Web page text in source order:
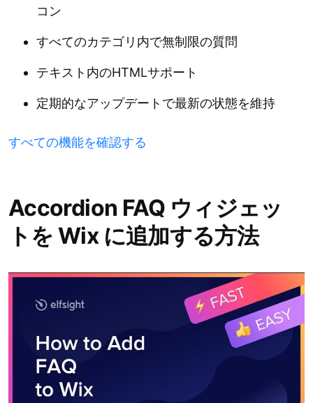
コン
すべてのカテゴリ内で無制限の質問
テキスト内のHTMLサポート
定期的なアップデートで最新の状態を維持
すべての機能を確認する
Accordion FAQ ウィジェッ
トを Wix に追加する方法